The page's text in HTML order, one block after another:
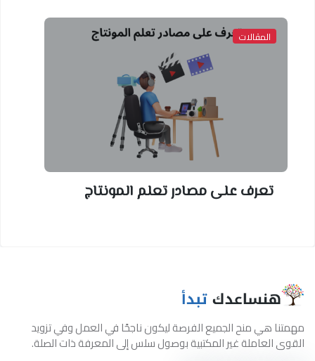
المقالات
تعرف على مصادر تعلم المونتاج
مهمتنا هي منح الجميع الفرصة ليكون ناجحًا في العمل وفي تزويد
القوى العاملة غير المكتبية بوصول سلس إلى المعرفة ذات الصلة.